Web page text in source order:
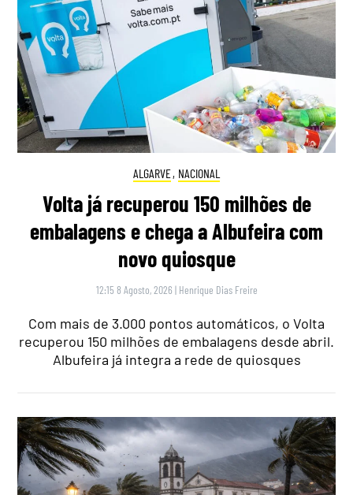
ALGARVE, NACIONAL
Volta já recuperou 150 milhões de
embalagens e chega a Albufeira com
novo quiosque
12:15 8 Agosto, 2026 | Henrique Dias Freire
Com mais de 3.000 pontos automáticos, o Volta
recuperou 150 milhões de embalagens desde abril.
Albufeira já integra a rede de quiosques